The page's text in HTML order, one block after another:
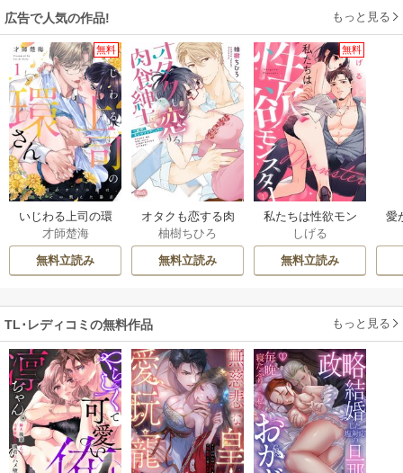
広告で人気の作品! もっと見る
無料
いじわる上司の環
さん 憧れ上司のウ
ラの顔は、私泣か
せの飢えた暴君《Pi
才師楚海
無料立読み
オタクも恋する肉
食紳士【単行本】
【電子限定特典
付】
柚樹ちひろ
無料立読み
無料
私たちは性欲モン
スター
しげる
無料立読み
愛
下
TL･レディコミの無料作品 もっと見る